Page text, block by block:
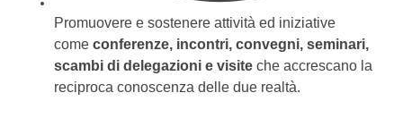
Promuovere e sostenere attività ed iniziative
come conferenze, incontri, convegni, seminari,
scambi di delegazioni e visite che accrescano la
reciproca conoscenza delle due realtà.